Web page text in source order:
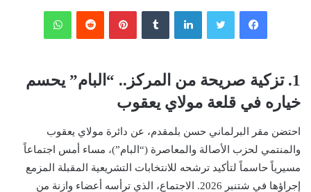
فيسبوك لينكدإن بينتيريست
1. تزكية صريحة من المركز.. “البام” يحسم
خياره في قلعة مولاي يعقوب
احتضن مقر البرلماني حسن بلمقدم، عن دائرة مولاي يعقوب
والمنتمي لحزب الأصالة والمعاصرة (“البام”)، مساء أمس اجتماعاً
مسيرياً حاسماً لتأكيد ترشحه للانتخابات التشريعية المقبلة المزمع
إجراؤها في شتنبر 2026. الاجتماع، الذي ترأسه أعضاء وازنة من